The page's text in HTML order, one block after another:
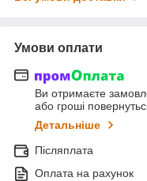
Умови оплати
Ви отримаєте
або гроші
Детальніше
Післяплата
Оплата на рахунок